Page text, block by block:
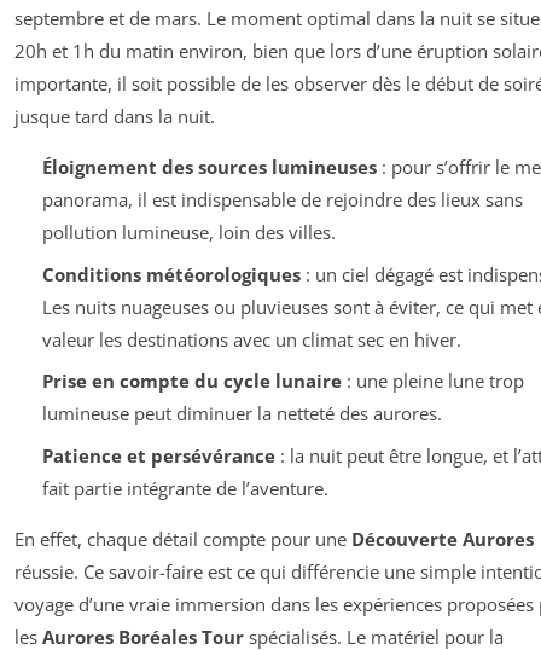
septembre et de mars. Le moment optimal dans la nuit se
20h et 1h du matin environ, bien que lors d’une éruption
importante, il soit possible de les observer dès le début de
jusque tard dans la nuit.
Éloignement des sources lumineuses: pour s’offrir le
panorama, il est indispensable de rejoindre des lieux sans
pollution lumineuse, loin des villes.
Conditions météorologiques: un ciel dégagé est
Les nuits nuageuses ou pluvieuses sont à éviter, ce qui met
valeur les destinations avec un climat sec en hiver.
Prise en compte du cycle lunaire: une pleine lune trop
lumineuse peut diminuer la netteté des aurores.
Patience et persévérance: la nuit peut être longue, et
fait partie intégrante de l’aventure.
En effet, chaque détail compte pour une Découverte Aurores
réussie. Ce savoir-faire est ce qui différencie une simple
voyage d’une vraie immersion dans les expériences proposées
les Aurores Boréales Tour spécialisés. Le matériel pour la